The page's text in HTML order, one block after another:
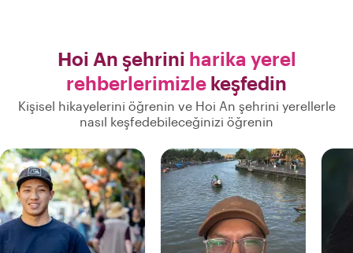
Hoi An şehrini harika yerel
rehberlerimizle keşfedin
Kişisel hikayelerini öğrenin ve Hoi An şehrini yerellerle
nasıl keşfedebileceğinizi öğrenin